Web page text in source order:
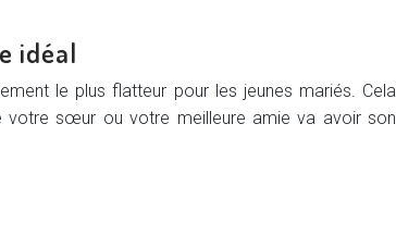
idéal
le plus flatteur pour les jeunes mariés. Cela
votre sœur ou votre meilleure amie va avoir son